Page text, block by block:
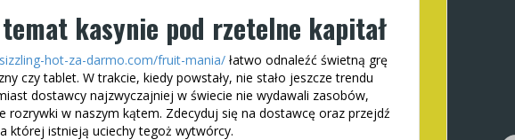
kasynie pod rzetelne kapitał
hot-za-darmo.com/fruit-mania/ łatwo odnaleźć świetną grę
czy tablet. W trakcie, kiedy powstały, nie stało jeszcze trendu
dostawcy najzwyczajniej w świecie nie wydawali zasobów,
rozrywki w naszym kątem. Zdecyduj się na dostawcę oraz przejdź
której istnieją uciechy tegoż wytwórcy.